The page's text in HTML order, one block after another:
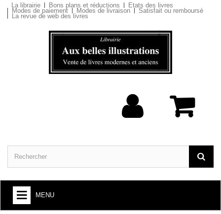
La librairie Bons plans et réductions Etats des livres
Modes de paiement Modes de livraison Satisfait ou remboursé
La revue de web des livres
MENU